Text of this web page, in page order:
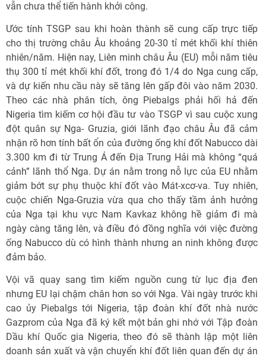
vẫn chưa thể tiến hành khởi công.
Ước tính TSGP sau khi hoàn thành sẽ cung cấp trực tiếp
cho thị trường châu Âu khoảng 20-30 tỉ mét khối khí thiên
nhiên/năm. Hiện nay, Liên minh châu Âu (EU) mỗi năm tiêu
thụ 300 tỉ mét khối khí đốt, trong đó 1/4 do Nga cung cấp,
và dự kiến nhu cầu này sẽ tăng lên gấp đôi vào năm 2030.
Theo các nhà phân tích, ông Piebalgs phải hối hả đến
Nigeria tìm kiếm cơ hội đầu tư vào TSGP vì sau cuộc xung
đột quân sự Nga- Gruzia, giới lãnh đạo châu Âu đã cảm
nhận rõ hơn tính bất ổn của đường ống khí đốt Nabucco dài
3.300 km đi từ Trung Á đến Địa Trung Hải mà không “quá
cảnh” lãnh thổ Nga. Dự án nằm trong nỗ lực của EU nhằm
giảm bớt sự phụ thuộc khí đốt vào Mát-xcơ-va. Tuy nhiên,
cuộc chiến Nga-Gruzia vừa qua cho thấy tầm ảnh hưởng
của Nga tại khu vực Nam Kavkaz không hề giảm đi mà
ngày càng tăng lên, và điều đó đồng nghĩa với việc đường
ống Nabucco dù có hình thành nhưng an ninh không được
đảm bảo.
Vội vã quay sang tìm kiếm nguồn cung từ lục địa đen
nhưng EU lại chậm chân hơn so với Nga. Vài ngày trước khi
cao ủy Piebalgs tới Nigeria, tập đoàn khí đốt nhà nước
Gazprom của Nga đã ký kết một bản ghi nhớ với Tập đoàn
Dầu khí Quốc gia Nigeria, theo đó sẽ thành lập một liên
doanh sản xuất và vận chuyển khí đốt liên quan đến dự án